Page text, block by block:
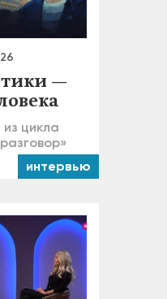
—
цикла
интервью